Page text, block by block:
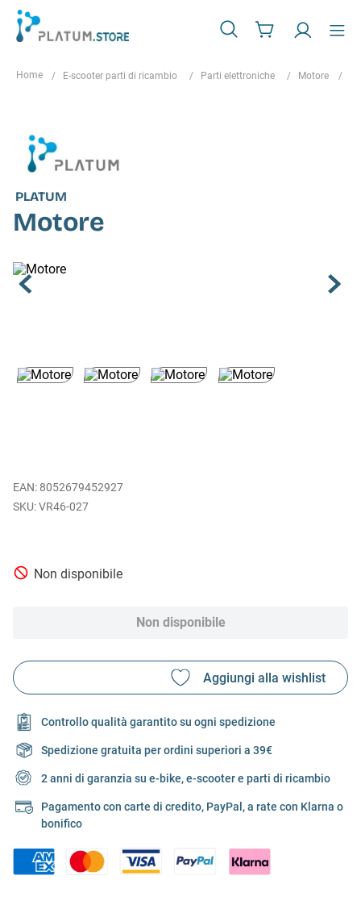
E-scooter parti di ricambio Parti elettroniche Motore
PLATUM
Motore
EAN: 8052679452927
VR46-027
Non disponibile
Non disponibile
Controllo qualità garantito su ogni spedizione
Spedizione gratuita per ordini superiori a 39€
2 anni di garanzia su e-bike, e-scooter e parti di ricambio
Pagamento con carte di credito, PayPal, a rate con Klarna o
bonifico